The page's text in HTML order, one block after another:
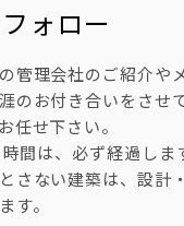
ォロー
管理会社のご紹介や
のお付き合いをさせ
任せ下さい。
間は、必ず経過しま
さない建築は、設計
す。